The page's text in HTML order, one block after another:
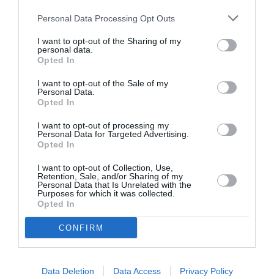
Personal Data Processing Opt Outs
I want to opt-out of the Sharing of my
personal data.
Opted In
I want to opt-out of the Sale of my
Personal Data.
Opted In
I want to opt-out of processing my
Personal Data for Targeted Advertising.
Opted In
I want to opt-out of Collection, Use,
Retention, Sale, and/or Sharing of my
Personal Data that Is Unrelated with the
Purposes for which it was collected.
Opted In
CONFIRM
Data Deletion Data Access Privacy Policy
❯
Tags
ΔΙΔΩ ΣΩΤΗΡΙΟΥ ΕΚΔΟΣΕΙΣ ΚΕΔΡΟΣ
Κάθε βδομάδα στο e-mail σας τα τελευταία νέα για
την Τέχνη και τον Πολιτισμό!
Ακολουθήστε το Culturenow.gr